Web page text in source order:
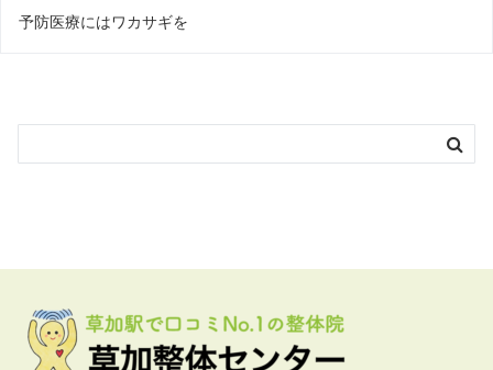
予防医療にはワカサギを